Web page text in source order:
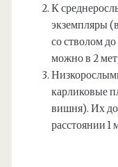
К
экземпляры
со стволом
можно в 2
карликовые
вишня). Их
расстоянии 1